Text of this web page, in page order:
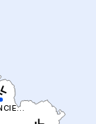
VALENCIENNES